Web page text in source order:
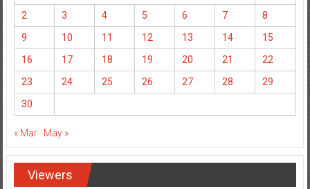
2
3 4 5 6 7
8
9
10 11 12 13 14
15
16
17 18 19 20 21
22
23
24 25 26 27 28
29
30
« Mar May »
Viewers